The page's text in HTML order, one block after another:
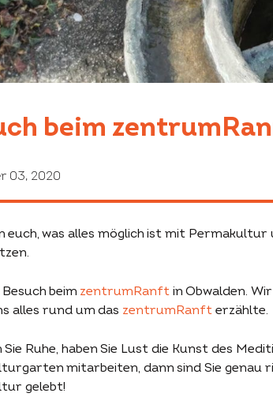
beim
03, 2020
euch, was alles möglich ist mit
beim zentrumRanft in Obwalden.
alles rund um das zentrumRanft erzählte.
Sie Ruhe, haben Sie Lust die Kunst des
mitarbeiten, dann sind Sie genau
gelebt!